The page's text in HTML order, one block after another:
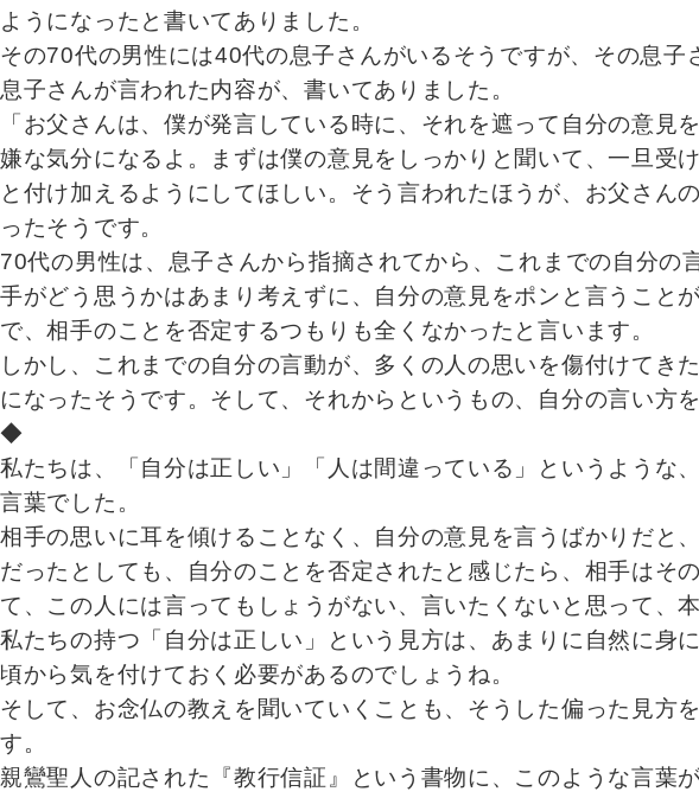
ようになったと書いてありました。
その70代の男性には40代の息子さんがいるそうですが、その息
息子さんが言われた内容が、書いてありました。
「お父さんは、僕が発言している時に、それを遮って自分の意
嫌な気分になるよ。まずは僕の意見をしっかりと聞いて、一旦受
と付け加えるようにしてほしい。そう言われたほうが、お父さ
ったそうです。
70代の男性は、息子さんから指摘されてから、これまでの自分
手がどう思うかはあまり考えずに、自分の意見をポンと言うこと
で、相手のことを否定するつもりも全くなかったと言います。
しかし、これまでの自分の言動が、多くの人の思いを傷付けてき
になったそうです。そして、それからというもの、自分の言い方
◆
私たちは、「自分は正しい」「人は間違っている」というような
言葉でした。
相手の思いに耳を傾けることなく、自分の意見を言うばかりだと
だったとしても、自分のことを否定されたと感じたら、相手はそ
て、この人には言ってもしょうがない、言いたくないと思って、
私たちの持つ「自分は正しい」という見方は、あまりに自然に身
頃から気を付けておく必要があるのでしょうね。
そして、お念仏の教えを聞いていくことも、そうした偏った見方
す。
親鸞聖人の記された『教行信証』という書物に、このような言葉が